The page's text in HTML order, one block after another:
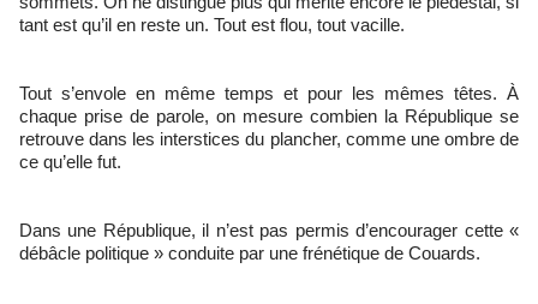
tant est qu’il en reste un. Tout est flou, tout vacille.
Tout s’envole en même temps et pour les mêmes têtes. À
chaque prise de parole, on mesure combien la République se
retrouve dans les interstices du plancher, comme une ombre de
ce qu’elle fut.
Dans une République, il n’est pas permis d’encourager cette «
débâcle politique » conduite par une frénétique de Couards.